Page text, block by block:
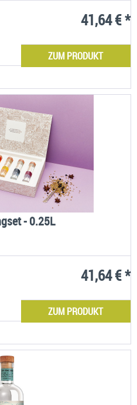
41,64 € *
ZUM PRODUKT
- 0.25L
41,64 € *
ZUM PRODUKT